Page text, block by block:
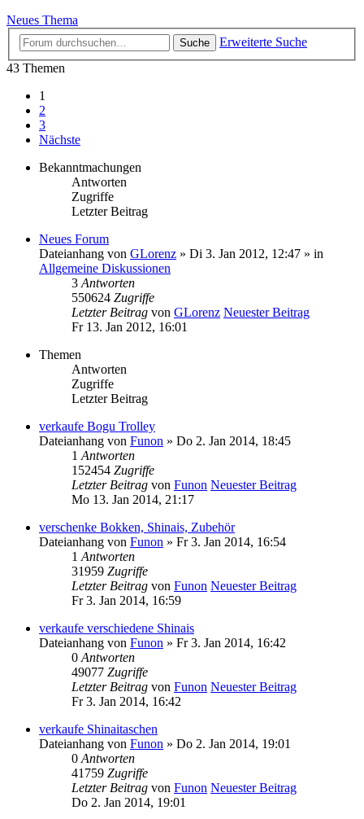
Neues Thema
Suche
Erweiterte Suche
43 Themen
1
2
3
Nächste
Bekanntmachungen
Antworten
Zugriffe
Letzter Beitrag
Neues Forum
Dateianhang von GLorenz » Di 3. Jan 2012, 12:47 » in
Allgemeine Diskussionen
3 Antworten
550624 Zugriffe
Letzter Beitrag von GLorenz Neuester Beitrag
Fr 13. Jan 2012, 16:01
Themen
Antworten
Zugriffe
Letzter Beitrag
verkaufe Bogu Trolley
Dateianhang von Funon » Do 2. Jan 2014, 18:45
1 Antworten
152454 Zugriffe
Letzter Beitrag von Funon Neuester Beitrag
Mo 13. Jan 2014, 21:17
verschenke Bokken, Shinais, Zubehör
Dateianhang von Funon » Fr 3. Jan 2014, 16:54
1 Antworten
31959 Zugriffe
Letzter Beitrag von Funon Neuester Beitrag
Fr 3. Jan 2014, 16:59
verkaufe verschiedene Shinais
Dateianhang von Funon » Fr 3. Jan 2014, 16:42
0 Antworten
49077 Zugriffe
Letzter Beitrag von Funon Neuester Beitrag
Fr 3. Jan 2014, 16:42
verkaufe Shinaitaschen
Dateianhang von Funon » Do 2. Jan 2014, 19:01
0 Antworten
41759 Zugriffe
Letzter Beitrag von Funon Neuester Beitrag
Do 2. Jan 2014, 19:01